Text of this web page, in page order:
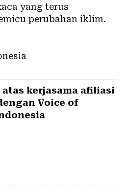
yang terus
perubahan iklim.
kerjasama afiliasi
Voice of